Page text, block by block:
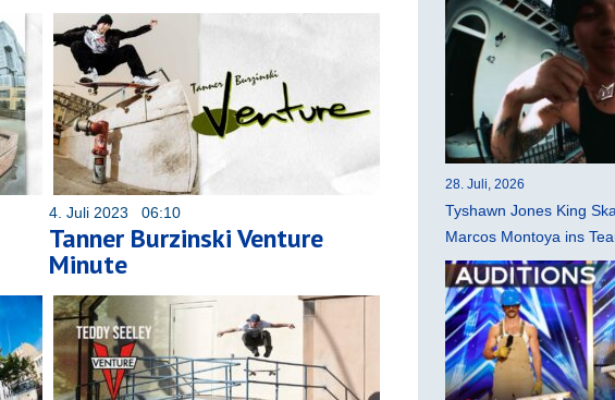
4. Juli 2023 06:10
Tanner Burzinski Venture
Minute
28. Juli, 2026
Tyshawn Jones King
Marcos Montoya ins